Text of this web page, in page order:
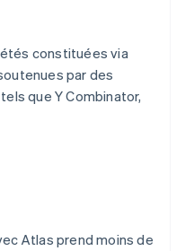
constituées via
par des
que Y Combinator,
Atlas prend moins de